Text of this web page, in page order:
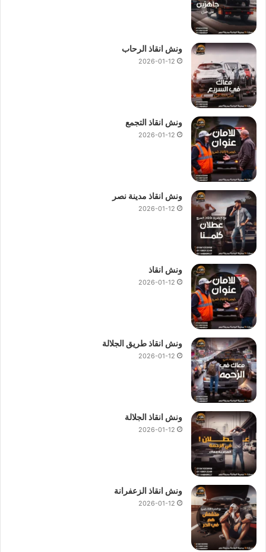
ونش انقاذ الرحاب
2026-01-12
ونش انقاذ التجمع
2026-01-12
ونش انقاذ مدينة نصر
2026-01-12
ونش انقاذ
2026-01-12
ونش انقاذ طريق الجلالة
2026-01-12
ونش انقاذ الجلالة
2026-01-12
ونش انقاذ الزعفرانة
2026-01-12